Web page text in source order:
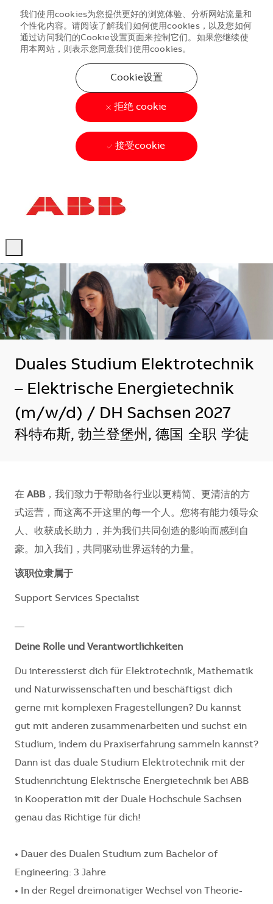
-
-
我们使用cookies为您提供更好的浏览体验、分析网站流量和
个性化内容。请阅读了解我们如何使用cookies，以及您如何
通过访问我们的Cookie设置页面来控制它们。如果您继续使
用本网站，则表示您同意我们使用cookies。
Cookie设置
拒绝 cookie
接受cookie
Duales Studium Elektrotechnik
– Elektrische Energietechnik
(m/w/d) / DH Sachsen 2027
地点
科特布斯, 勃兰登堡州, 德国 全职 学徒
在 ABB，我们致力于帮助各行业以更精简、更清洁的方
式运营，而这离不开这里的每一个人。您将有能力领导众
人、收获成长助力，并为我们共同创造的影响而感到自
豪。加入我们，共同驱动世界运转的力量。​​​​
该职位隶属于
Support Services Specialist
Deine Rolle und Verantwortlichkeiten
Du interessierst dich für Elektrotechnik, Mathematik
und Naturwissenschaften und beschäftigst dich
gerne mit komplexen Fragestellungen? Du kannst
gut mit anderen zusammenarbeiten und suchst ein
Studium, indem du Praxiserfahrung sammeln kannst?
Dann ist das duale Studium Elektrotechnik mit der
Studienrichtung Elektrische Energietechnik bei ABB
in Kooperation mit der Duale Hochschule Sachsen
genau das Richtige für dich!
• Dauer des Dualen Studium zum Bachelor of
Engineering: 3 Jahre
• In der Regel dreimonatiger Wechsel von Theorie-